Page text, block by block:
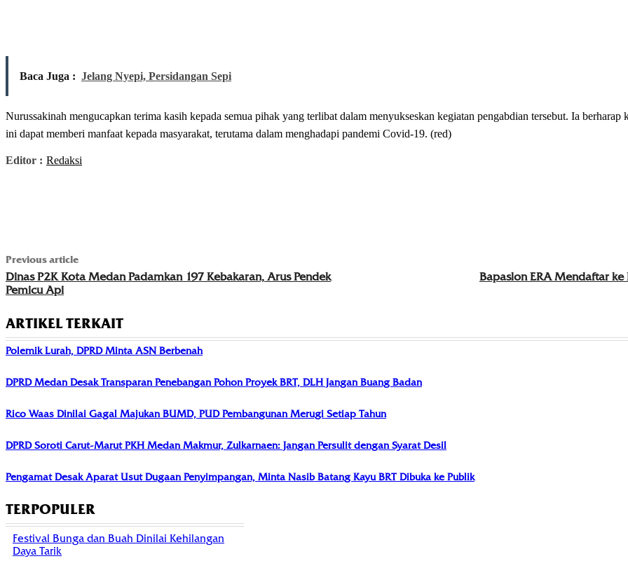
Baca Juga : Jelang Nyepi, Persidangan Sepi
Nurussakinah mengucapkan terima kasih kepada semua pihak yang terlibat dalam menyukseskan kegiatan pengabdian tersebut. Ia berharap
ini dapat memberi manfaat kepada masyarakat, terutama dalam menghadapi pandemi Covid-19. (red)
Editor : Redaksi
Previous article
Dinas P2K Kota Medan Padamkan 197 Kebakaran, Arus Pendek
Pemicu Api
Bapaslon ERA Mendaftar ke
ARTIKEL TERKAIT
Polemik Lurah, DPRD Minta ASN Berbenah
DPRD Medan Desak Transparan Penebangan Pohon Proyek BRT, DLH Jangan Buang Badan
Rico Waas Dinilai Gagal Majukan BUMD, PUD Pembangunan Merugi Setiap Tahun
DPRD Soroti Carut-Marut PKH Medan Makmur, Zulkarnaen: Jangan Persulit dengan Syarat Desil
Pengamat Desak Aparat Usut Dugaan Penyimpangan, Minta Nasib Batang Kayu BRT Dibuka ke Publik
TERPOPULER
Festival Bunga dan Buah Dinilai Kehilangan
Daya Tarik